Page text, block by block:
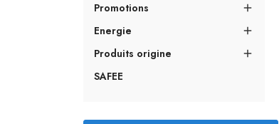
Promotions 
Energie 
Produits origine 
SAFEE